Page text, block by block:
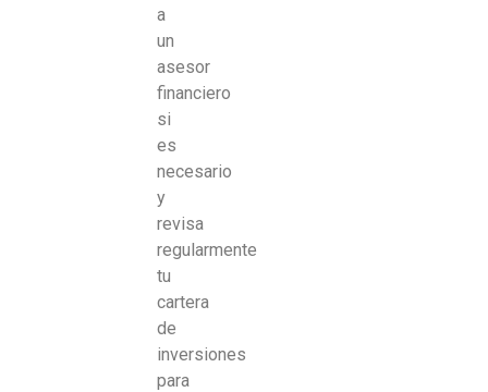
a
un
asesor
financiero
si
es
necesario
y
revisa
regularmente
tu
cartera
de
inversiones
para